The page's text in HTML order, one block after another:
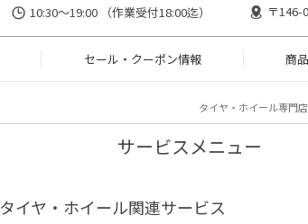
10:30～19:00 （作業受付18:00迄） 〒
セール・クーポン情報 商
タイヤ・ホイール専門
サービスメニュー
タイヤ・ホイール関連サービス